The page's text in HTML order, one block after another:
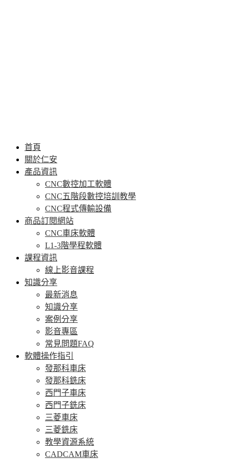
首頁
關於仁安
產品資訊
CNC數控加工軟體
CNC五階段數控培訓教學
CNC程式傳輸設備
商品訂閱網站
CNC車床軟體
L1-3階學程軟體
課程資訊
線上影音課程
知識分享
最新消息
知識分享
案例分享
影音專區
常見問題FAQ
軟體操作指引
發那科車床
發那科銑床
西門子車床
西門子銑床
三菱車床
三菱銑床
教學資源系統
CADCAM車床